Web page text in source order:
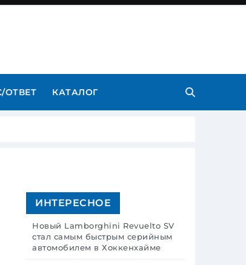
ОТВЕТ КАТАЛОГ
ИНТЕРЕСНОЕ
Новый Lamborghini Revuelto SV
стал самым быстрым серийным
автомобилем в Хоккенхайме